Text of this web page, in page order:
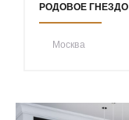
РОДОВОЕ ГНЕЗДО
Москва